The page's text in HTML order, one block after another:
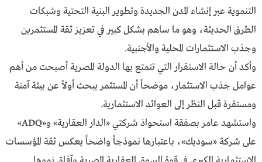
التنموية عبر إنشاء المدن الجديدة وتطوير البنية التحتية وشبكات
الطرق الحديثة، وهو ما ساهم بشكل كبير في تعزيز ثقة المستثمرين
وجذب الاستثمارات المحلية والأجنبية.
وأكد أن حالة الاستقرار التي تتمتع بها الدولة المصرية أصبحت من أهم
عوامل جذب الاستثمار، موضحاً أن المستثمر يبحث أولاً عن بيئة آمنة
ومستقرة قبل النظر إلى العوائد الاستثمارية.
واستشهد عامر بصفقة استحواذ شركتي «الدار العقارية» و«ADQ»
على شركة «سوديك»، باعتبارها نموذجاً واضحاً يعكس ثقة المؤسسات